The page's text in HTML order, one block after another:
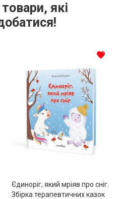
які
Єдиноріг, який мріяв про сніг.
Збірка терапевтичних казок